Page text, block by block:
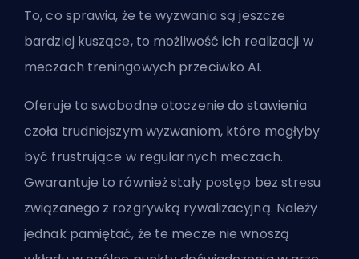
To, co sprawia, że te wyzwania są jeszcze
bardziej kuszące, to możliwość ich realizacji w
meczach treningowych przeciwko AI.
Oferuje to swobodne otoczenie do stawienia
czoła trudniejszym wyzwaniom, które mogłyby
być frustrujące w regularnych meczach.
Gwarantuje to również stały postęp bez stresu
związanego z rozgrywką rywalizacyjną. Należy
jednak pamiętać, że te mecze nie wnoszą